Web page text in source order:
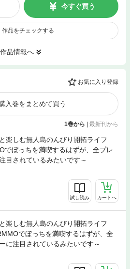
今すぐ買う
作品をチェックする
作品情報へ
お気に入り登録
入巻をまとめて買う
1巻から | 最新刊から
楽しむ無人島のんびり開拓ライフ
でぼっちを満喫するはずが、全プレ
目されているみたいです～
試し読み カートへ
楽しむ無人島のんびり開拓ライフ
でぼっちを満喫するはずが、全
に注目されているみたいです～